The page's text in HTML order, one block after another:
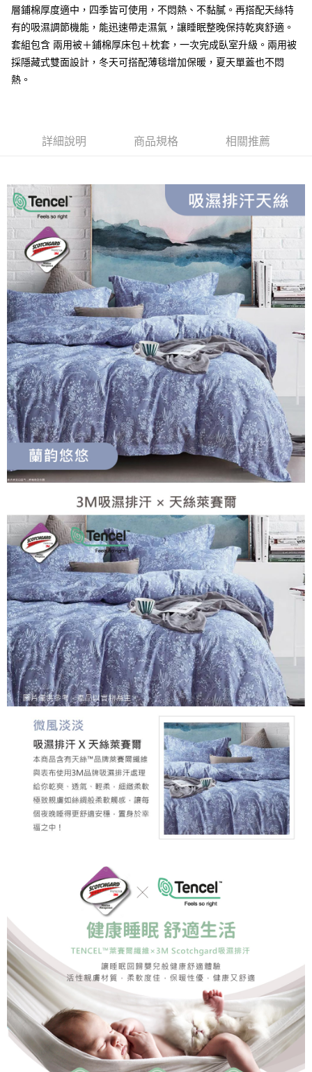
【大哥付你分期使用說明】
1.本服務由台灣大哥大提供，台灣大哥大用戶可立即使用無須另外申請。
2.付款方式選擇「大哥付你分期」，訂單成立後會自動跳轉到大哥付的交易
流程，驗證手機門號後，選擇欲分期的期數、繳款截止日，確認付款後即完
成交易。
4.訂單成立30分鐘內，如未前往確認交易或遇審核未通過，訂單將自動取
1.分期款項不併入電信帳單，「大哥付你分期」於每月結算日後寄送繳費提
醒簡訊。
【注意事項】
1.本服務係由「台灣大哥大股份有限公司」（以下簡稱本公司）所提供，讓
用戶於交易時，得透過本服務購買商品或服務，並由商店將買賣／分期付款
買賣價金債權讓與本公司後，依約使用本公司帳單繳交帳款。
2.基於同意付款使用「大哥付你分期」之契約關係目的，商店將以您的個人
資料（包含姓名、電話或地址）提供予台灣大哥大進項蒐集、處理及利用，
由本公司與您本人進行分期帳單所需資料之確認、核對及更正。
3.完整用戶服務條款，請詳閱以下連結：https://oppay.tw/userRule
【關於「AFTEE先享後付」】
AFTEE先享後付是「在收到商品之後才付款」的支付方式。 讓您購物簡單
便利好安心！
【「AFTEE先享後付」結帳流程】
３．收到繳費通知簡訊後14天內，點擊此簡訊中的連結，可透過四大超商／
ATM／網路銀行／等多元方式進行付款，方視為交易完成。
※ 請注意：結帳手續完成當下不需立刻繳費，但若您需要取消訂單，請聯絡
購買商品的店家。未經商家同意取消之訂單仍視為有效，需透過AFTEE先享
後付繳納相關費用。
※ 交易是否成功請以「AFTEE先享後付 」之結帳頁面顯示為準，若有關於
是否繳費成功／繳費後需取消欲退款等相關疑問，請聯繫「AFTEE先享後付
客戶支援中心」https://netprotections.freshdesk.com/support/home
【注意事項】
１．透過由恩沛科技股份有限公司提供之「AFTEE先享後付」服務完成之交
易，需依本服務之必要範圍內提供個人資料，並將交易相關給付款項請求債
權轉讓予恩沛科技股份有限公司。
２．關於個人資料處理事宜，請瀏覽以下網址：
https://aftee.tw/terms/#terms3
３．未成年的使用者請事先徵得法定代理人或監護人之同意方可使用
「AFTEE先享後付」，若未經同意申辦者引起之損失，本公司不負相關責
任。
４．使用「AFTEE先享後付」時，將依據個別帳號之用戶狀況，依本公司即
時審查核予不同之上限額度；若仍有額度不足之情形，本公司將視審查結果
請求用戶進行身份認證。
５．嚴禁一人註冊多個帳號或使用他人資訊註冊。若發現惡意使用之情形，
恩沛科技股份有限公司將有權停止該用戶之使用額度並採取法律行動。
ATM付款
每筆NT$150，滿NT$990(含以上)免運費
每筆NT$250
層鋪棉厚度適中，四季皆可使用，不悶熱、不黏膩。再搭配天絲特
有的吸濕調節機能，能迅速帶走濕氣，讓睡眠整晚保持乾爽舒適。
套組包含 兩用被＋鋪棉厚床包＋枕套，一次完成臥室升級。兩用被
採隱藏式雙面設計，冬天可搭配薄毯增加保暖，夏天單蓋也不悶
熱。
詳細說明 商品規格 相關推薦